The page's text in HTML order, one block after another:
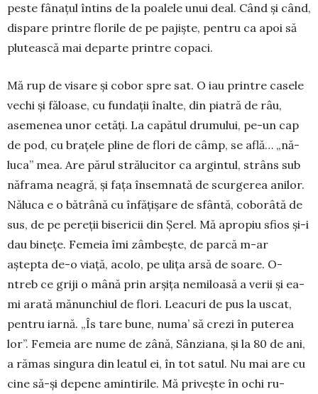
peste fânațul întins de la poalele unui deal. Când și când,
dispare printre florile de pe pajiște, pentru ca apoi să
plu­tească mai departe printre copaci.
Mă rup de visare și cobor spre sat. O iau printre ca­sele
vechi și făloase, cu fundații înalte, din piatră de râu,
asemenea unor cetăți. La ca­pătul drumului, pe-un cap
de pod, cu bra­țele pline de flori de câmp, se află… „nă­
luca” mea. Are părul strălucitor ca argintul, strâns sub
năframa neagră, și fața în­sem­nată de scurgerea anilor.
Năluca e o bătrână cu înfățișare de sfântă, coborâtă de
sus, de pe pereții bisericii din Șerel. Mă apropiu sfios și-i
dau binețe. Femeia îmi zâmbește, de parcă m-ar
aștepta de-o viață, acolo, pe ulița arsă de soare. O-
ntreb ce griji o mână prin arșița nemiloasă a verii și ea-
mi arată mănunchiul de flori. Leacuri de pus la uscat,
pentru iarnă. „Îs tare bune, numa’ să crezi în puterea
lor”. Fe­meia are nume de zână, Sân­zia­na, și la 80 de ani,
a rămas sin­gura din leatul ei, în tot satul. Nu mai are cu
cine să-și depene amin­tirile. Mă privește în ochi ru­